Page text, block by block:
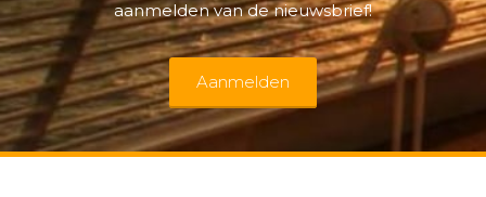
aanmelden van de nieuwsbrief!
Aanmelden